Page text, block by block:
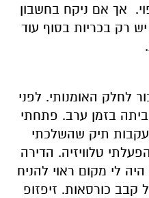
אך אם ניקח בחשבון
רק בכריות בסוף עוד
לחלק האומנותי. לפני
בזמן ערב. פתחתי
תיק שהשלכתי
טלוויזיה. הדירה
לי מקום ראוי להניח
קבב כורסאות. זיפזופ